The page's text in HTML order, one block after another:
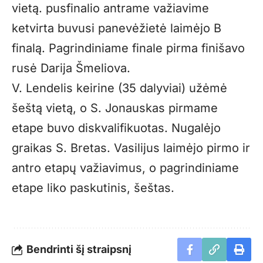
vietą. pusfinalio antrame važiavime
ketvirta buvusi panevėžietė laimėjo B
finalą. Pagrindiniame finale pirma finišavo
rusė Darija Šmeliova.
V. Lendelis keirine (35 dalyviai) užėmė
šeštą vietą, o S. Jonauskas pirmame
etape buvo diskvalifikuotas. Nugalėjo
graikas S. Bretas. Vasilijus laimėjo pirmo ir
antro etapų važiavimus, o pagrindiniame
etape liko paskutinis, šeštas.
Bendrinti šį straipsnį